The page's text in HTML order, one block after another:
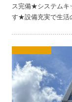
ス完備★システムキ
す★設備充実で生活